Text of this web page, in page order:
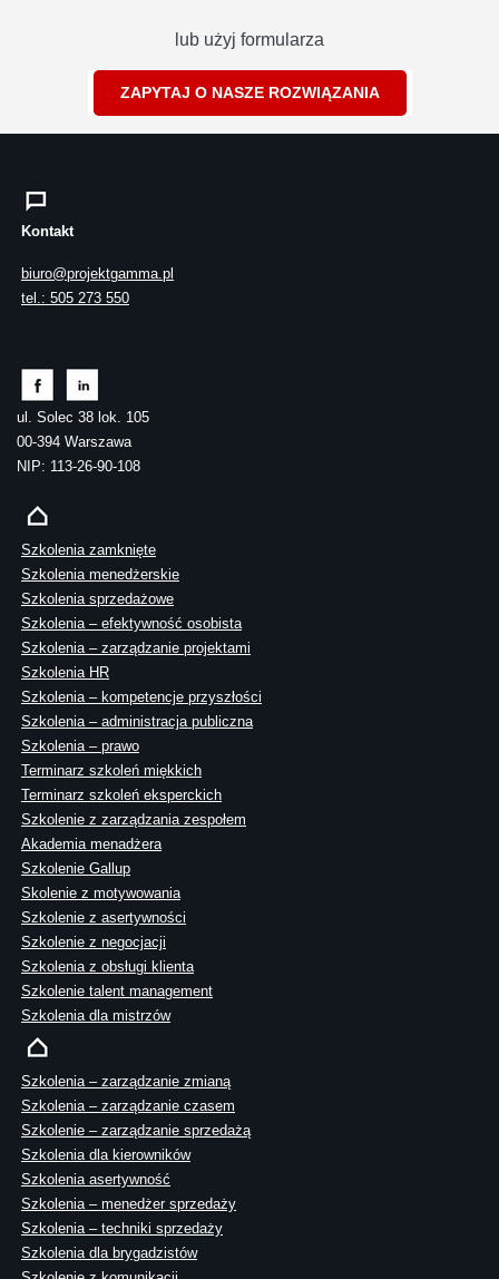
lub użyj formularza
ZAPYTAJ O NASZE ROZWIĄZANIA
Kontakt
biuro@projektgamma.pl
tel.: 505 273 550
ul. Solec 38 lok. 105
00-394 Warszawa
NIP: 113-26-90-108
Szkolenia zamknięte
Szkolenia menedżerskie
Szkolenia sprzedażowe
Szkolenia – efektywność osobista
Szkolenia – zarządzanie projektami
Szkolenia HR
Szkolenia – kompetencje przyszłości
Szkolenia – administracja publiczna
Szkolenia – prawo
Terminarz szkoleń miękkich
Terminarz szkoleń eksperckich
Szkolenie z zarządzania zespołem
Akademia menadżera
Szkolenie Gallup
Skolenie z motywowania
Szkolenie z asertywności
Szkolenie z negocjacji
Szkolenia z obsługi klienta
Szkolenie talent management
Szkolenia dla mistrzów
Szkolenia – zarządzanie zmianą
Szkolenia – zarządzanie czasem
Szkolenie – zarządzanie sprzedażą
Szkolenia dla kierowników
Szkolenia asertywność
Szkolenia – menedżer sprzedaży
Szkolenia – techniki sprzedaży
Szkolenia dla brygadzistów